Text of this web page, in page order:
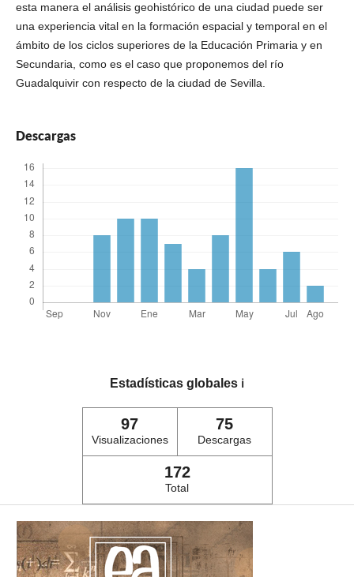
esta manera el análisis geohistórico de una ciudad puede ser
una experiencia vital en la formación espacial y temporal en el
ámbito de los ciclos superiores de la Educación Primaria y en
Secundaria, como es el caso que proponemos del río
Guadalquivir con respecto de la ciudad de Sevilla.
Descargas
Estadísticas globales ℹ️
97
Visualizaciones
75
Descargas
172
Total